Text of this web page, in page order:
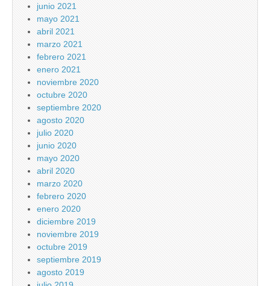
junio 2021
mayo 2021
abril 2021
marzo 2021
febrero 2021
enero 2021
noviembre 2020
octubre 2020
septiembre 2020
agosto 2020
julio 2020
junio 2020
mayo 2020
abril 2020
marzo 2020
febrero 2020
enero 2020
diciembre 2019
noviembre 2019
octubre 2019
septiembre 2019
agosto 2019